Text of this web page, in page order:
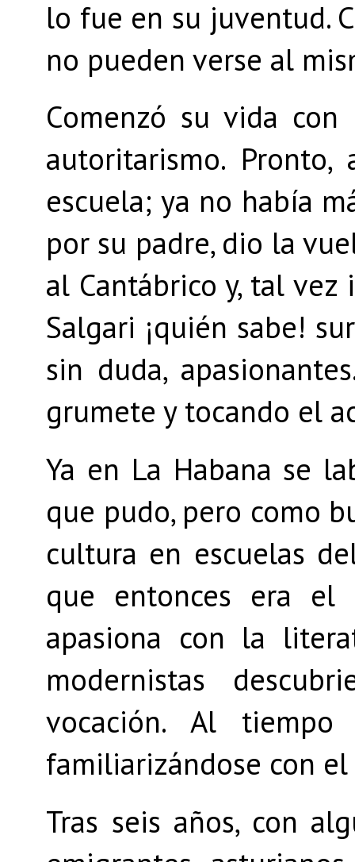
lo fue en su juventud.
no pueden verse al
Comenzó su vida
autoritarismo.
escuela; ya no había
por su padre, dio la
al Cantábrico y, tal
Salgari ¡quién sabe!
sin duda,
grumete y tocando el
Ya en La Habana se
que pudo, pero como
cultura en escuelas
que entonces era el
apasiona con la
modernistas
vocación. Al tiempo
familiarizándose con
Tras seis años, con